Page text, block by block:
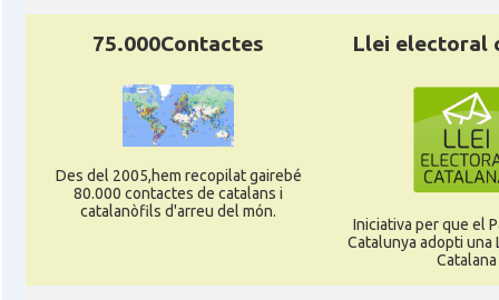
Casal Català de Frankfurt
Casal Català de Stuttgart, Stuttcat
Catalanets E.V.
Centre Català de Munic
Casal Centre Cultural Català de Colònia
75.000Contactes
Des del 2005,hem recopilat gairebé
80.000 contactes de catalans i
catalanòfils d'arreu del món.
Llei electoral
Iniciativa per que el
Catalunya adopti una
Catalana